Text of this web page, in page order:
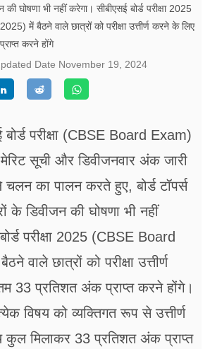
घोषणा भी नहीं करेगा। सीबीएसई बोर्ड परीक्षा 2025
में बैठने वाले छात्रों को परीक्षा उत्तीर्ण करने के लिए
करने होंगे
Date November 19, 2024
बोर्ड परीक्षा (CBSE Board Exam)
सूची और डिवीजनवार अंक जारी
का पालन करते हुए, बोर्ड टॉपर्स
के डिवीजन की घोषणा भी नहीं
परीक्षा 2025 (CBSE Board
वाले छात्रों को परीक्षा उत्तीर्ण
33 प्रतिशत अंक प्राप्त करने होंगे।
विषय को व्यक्तिगत रूप से उत्तीर्ण
मिलाकर 33 प्रतिशत अंक प्राप्त